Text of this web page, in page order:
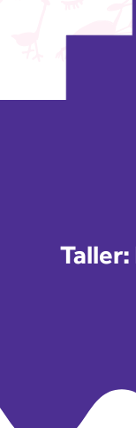
Taller: